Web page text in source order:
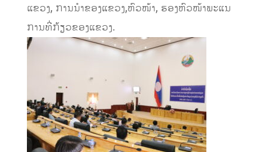
ແຂວງ, ການນຳຂອງແຂວງ,ຫົວໜ້າ, ຮອງຫົວໜ້າພະແນ
ການທີ່ກ້ຽວຂອງແຂວງ.